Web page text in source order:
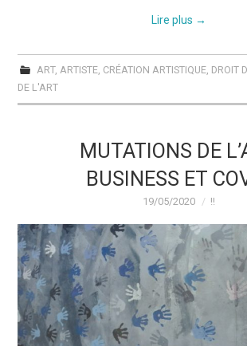
Lire plus →
ART, ARTISTE, CRÉATION ARTISTIQUE, DROIT
DE L'ART
MUTATIONS DE
BUSINESS ET
19/05/2020 !!